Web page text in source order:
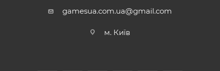
gamesua.com.ua@gmail.com
м. Київ